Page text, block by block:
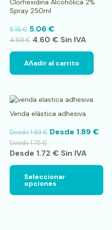
Clorhexidina Alcohólica 2%
Spray 250ml
5.16€ 5.06€
4.69€ 4.60 € Sin IVA
Añadir al carrito
Venda elástica adhesiva
Desde1.93€ Desde 1.89€
Desde1.75€
Desde 1.72 € Sin IVA
Seleccionar
opciones
la